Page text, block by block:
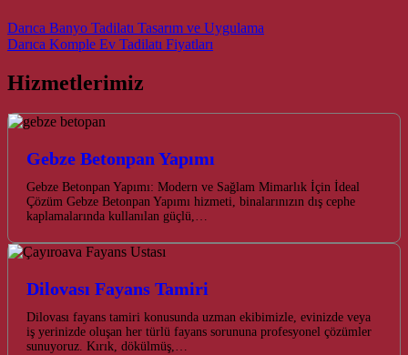
Post navigation
Darıca Banyo Tadilatı Tasarım ve Uygulama
Darıca Komple Ev Tadilatı Fiyatları
Hizmetlerimiz
Gebze Betonpan Yapımı
Gebze Betonpan Yapımı: Modern ve Sağlam Mimarlık İçin İdeal
Çözüm Gebze Betonpan Yapımı hizmeti, binalarınızın dış cephe
kaplamalarında kullanılan güçlü,…
Dilovası Fayans Tamiri
Dilovası fayans tamiri konusunda uzman ekibimizle, evinizde veya
iş yerinizde oluşan her türlü fayans sorununa profesyonel çözümler
sunuyoruz. Kırık, dökülmüş,…